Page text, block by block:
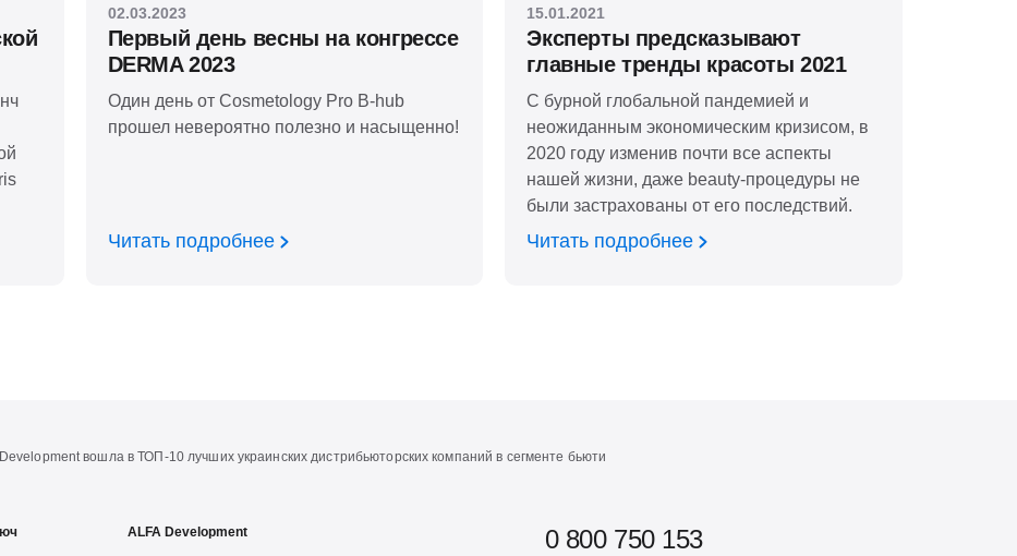
02.03.2023
Первый день весны на конгрессе
DERMA 2023
Один день от Сosmetology Pro B-hub
прошел невероятно полезно и насыщенно!
Читать подробнее
15.01.2021
Эксперты предсказывают
главные тренды красоты 2021
С бурной глобальной пандемией и
неожиданным экономическим кризисом, в
2020 году изменив почти все аспекты
нашей жизни, даже beauty-процедуры не
были застрахованы от его последствий.
Читать подробнее
вошла в ТОП-10 лучших украинских дистрибьюторских компаний в сегменте бьюти
ALFA Development 0 800 750 153